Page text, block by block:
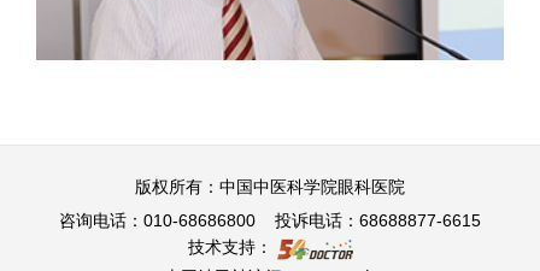
版权所有：中国中医科学院眼科医院
咨询电话：010-68686800 投诉电话：68688877-6615
技术支持：